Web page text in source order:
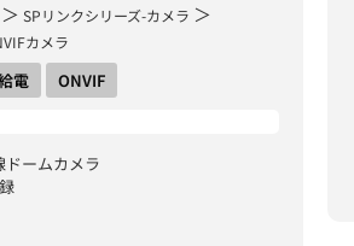
＞ SPリンクシリーズ-カメラ ＞
カメラ
電 ONVIF
ドームカメラ